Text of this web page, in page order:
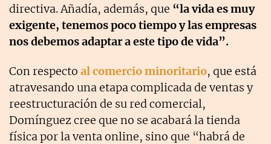
directiva. Añadía, además, que “la vida es muy
exigente, tenemos poco tiempo y las empresas
nos debemos adaptar a este tipo de vida”.
Con respecto al comercio minoritario, que está
atravesando una etapa complicada de ventas y
reestructuración de su red comercial,
Domínguez cree que no se acabará la tienda
física por la venta online, sino que “habrá de